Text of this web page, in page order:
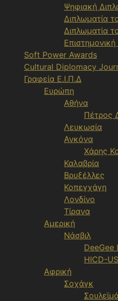
Ψηφιακή
Διπλωματία
Διπλωματία
Soft Power Awards
Cultural Diplomacy
Γραφεία Ε.Ι.Π.Δ
Ευρώπη
Αθήνα
Πέτρος
Λευκωσία
Ανκόνα
Χάρης
Καλαβρία
Βρυξέλλες
Κοπεγχάγη
Λονδίνο
Τίρανα
Αμερική
Νάσβιλ
DeeGee
HICD-
Αφρική
Σοχάγκ